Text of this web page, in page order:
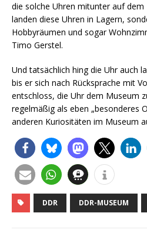
die solche Uhren mitunter auf dem
landen diese Uhren in Lagern,
Hobbyräumen und sogar
Timo Gerstel.
Und tatsächlich hing die Uhr auch
bis er sich nach Rücksprache mit
entschloss, die Uhr dem Museum
regelmäßig als eben „besonderes
anderen Kuriositäten im Museum
DDR DDR-MUSEUM